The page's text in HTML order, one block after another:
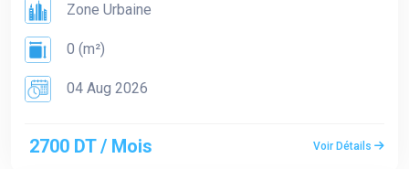
Zone Urbaine
0 (m²)
04 Aug 2026
2700 DT / Mois Voir Détails